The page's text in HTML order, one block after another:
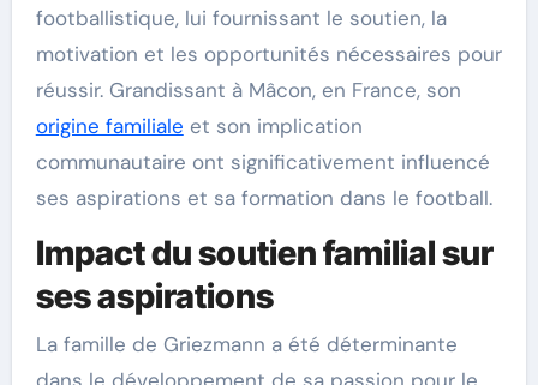
footballistique, lui fournissant le soutien, la
motivation et les opportunités nécessaires pour
réussir. Grandissant à Mâcon, en France, son
origine familiale et son implication
communautaire ont significativement influencé
ses aspirations et sa formation dans le football.
Impact du soutien familial sur
ses aspirations
La famille de Griezmann a été déterminante